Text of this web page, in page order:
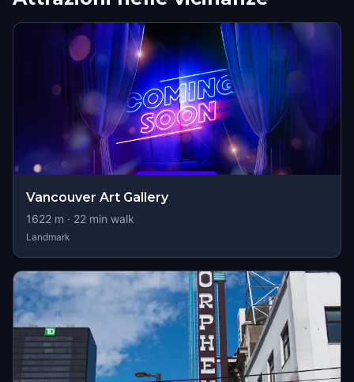
Vancouver Art Gallery
1622 m · 22 min walk
Landmark